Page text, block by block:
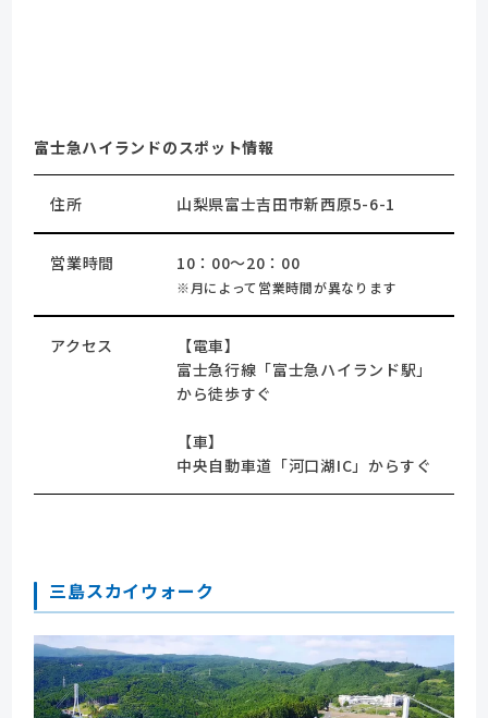
富士急ハイランドのスポット情報
住所 山梨県富士吉田市新西原5-6-1
営業時間 10：00～20：00
※月によって営業時間が異なります
アクセス
【電車】
富士急行線「富士急ハイランド駅」
から徒歩すぐ
【車】
中央自動車道「河口湖IC」からすぐ
三島スカイウォーク